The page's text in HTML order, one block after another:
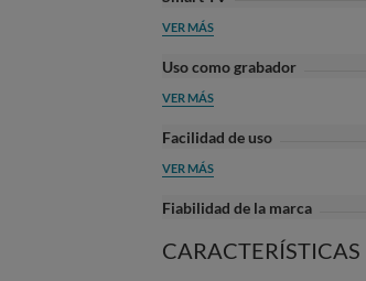
VER MÁS
Uso como grabador
VER MÁS
Facilidad de uso
VER MÁS
Fiabilidad de la marca
CARACTERÍSTICAS